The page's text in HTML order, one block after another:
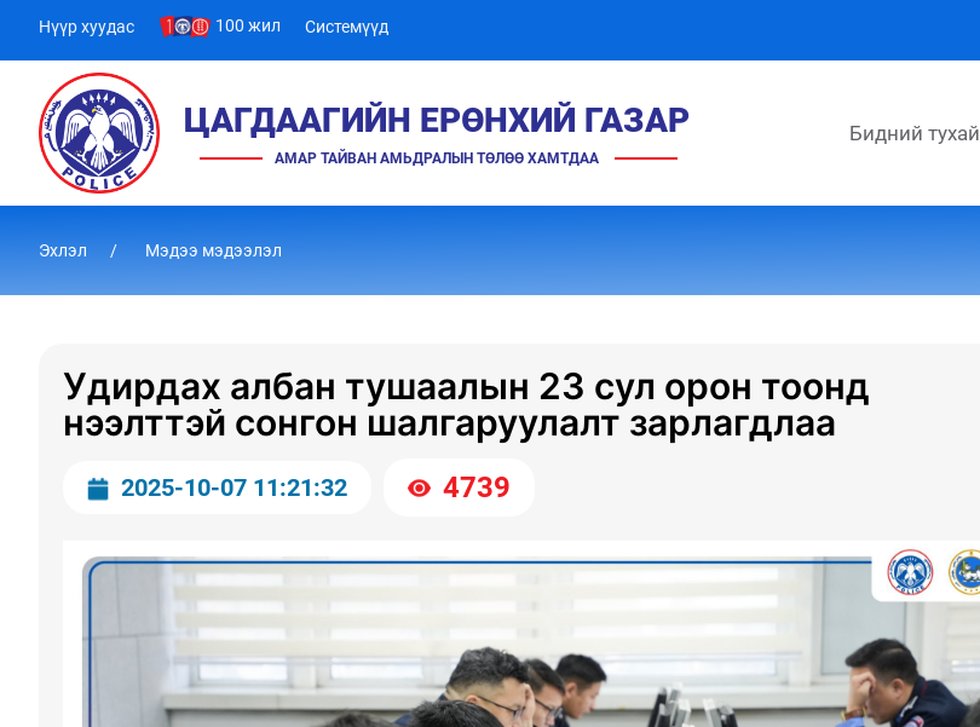
Нүүр хуудас 100 жил Системүүд
ЦАГДААГИЙН ЕРӨНХИЙ ГАЗАР
АМАР ТАЙВАН АМЬДРАЛЫН ТӨЛӨӨ ХАМТДАА
Бидний тухай
Эхлэл Мэдээ мэдээлэл
Удирдах албан тушаалын 23 сул орон тоонд
нээлттэй сонгон шалгаруулалт зарлагдлаа
2025-10-07 11:21:32 4739